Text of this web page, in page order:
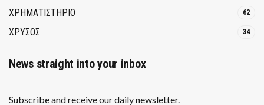
ΧΡΗΜΑΤΙΣΤΗΡΙΟ 62
ΧΡΥΣΟΣ 34
News straight into your inbox
Subscribe and receive our daily newsletter.